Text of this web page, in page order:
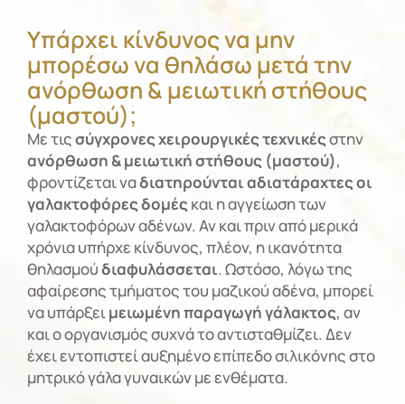
Υπάρχει κίνδυνος να μην
μπορέσω να θηλάσω μετά την
ανόρθωση & μειωτική στήθους
(μαστού);
Με τιςσύγχρονες χειρουργικές τεχνικέςστην
ανόρθωση & μειωτική στήθους (μαστού),
φροντίζεται ναδιατηρούνταιαδιατάραχτες οι
γαλακτοφόρες δομές και η αγγείωση των
γαλακτοφόρων αδένων. Αν και πριν από μερικά
χρόνια υπήρχε κίνδυνος, πλέον, η ικανότητα
θηλασμούδιαφυλάσσεται. Ωστόσο, λόγω της
αφαίρεσης τμήματος του μαζικού αδένα, μπορεί
να υπάρξειμειωμένη παραγωγή γάλακτος, αν
και ο οργανισμός συχνά το αντισταθμίζει. Δεν
έχει εντοπιστεί αυξημένο επίπεδο σιλικόνης στο
μητρικό γάλα γυναικών με ενθέματα.